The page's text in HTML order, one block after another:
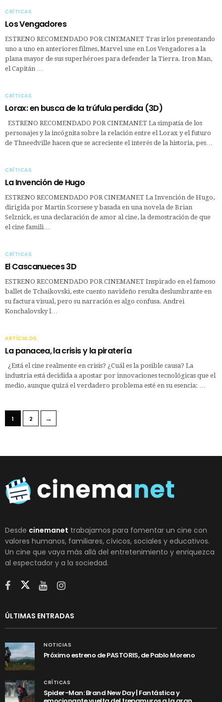
CRÍTICAS
Los Vengadores
ESTRENO RECOMENDADO POR CINEMANET Tras irlos presentando
uno a uno en anteriores filmes, Marvel une en Los Vengadores a la
plana mayor de sus superhéroes para defender la Tierra. Iron Man,
el Capitán …
CRÍTICAS
Lorax: en busca de la trúfula perdida (3D)
ESTRENO RECOMENDADO POR CINEMANET La simpatía de los
personajes y la incógnita sobre la relación entre el Lorax y el futuro
de Thneedville hacen que se acreciente el interés de la historia, pes…
CRÍTICAS
La Invención de Hugo
ESTRENO RECOMENDADO POR CINEMANET La Invención de Hugo,
dirigida por Martin Scorsese y basada en una novela de Brian
Selznick, es una declaración de amor al cine, la demostración de que
el cine famili…
CRÍTICAS
El Cascanueces 3D
ESTRENO RECOMENDADO POR CINEMANET Inspirado en el famoso
ballet de Tchaikovski, este cuento navideño resulta deslumbrante en
su factura visual, pero su narración es algo confusa. Andrei
Konchalovsky l…
ARTÍCULOS
La panacea, la crisis y la piratería
¿Está el cine realmente en crisis? ¿Cuál es la posible causa? La
industria está decidida a apostar por innovaciones tecnológicas que el
medio, aunque quizá el verdadero problema esté en su esencia: …
1 2 →
Desde cinemanet trabajamos para fomentar un cine con
valores humanos, familiares, cívicos, sociales y educativos.
Un cine que vaya más allá del entretenimiento y enriquezca
al espectador y a la sociedad.
ÚLTIMAS ENTRADAS
NOTICIAS
Próximo estreno de PASTORIS, de Pablo Moreno
CRÍTICAS
Spider-Man: Brand New Day | Fantástica y